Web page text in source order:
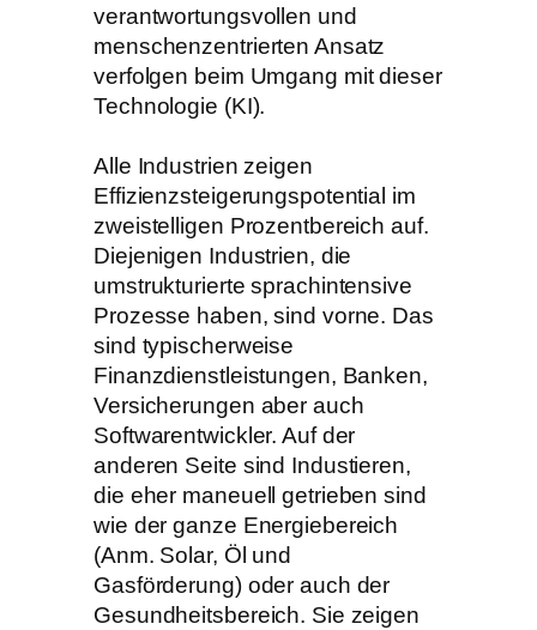
verantwortungsvollen und
menschenzentrierten Ansatz
verfolgen beim Umgang mit dieser
Technologie (KI).
Alle Industrien zeigen
Effizienzsteigerungspotential im
zweistelligen Prozentbereich auf.
Diejenigen Industrien, die
umstrukturierte sprachintensive
Prozesse haben, sind vorne. Das
sind typischerweise
Finanzdienstleistungen, Banken,
Versicherungen aber auch
Softwarentwickler. Auf der
anderen Seite sind Industieren,
die eher maneuell getrieben sind
wie der ganze Energiebereich
(Anm. Solar, Öl und
Gasförderung) oder auch der
Gesundheitsbereich. Sie zeigen